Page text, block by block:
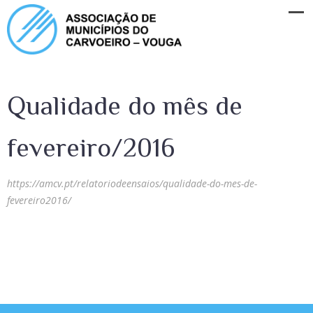
Qualidade do mês de
fevereiro/2016
https://amcv.pt/relatoriodeensaios/qualidade-do-mes-de-
fevereiro2016/